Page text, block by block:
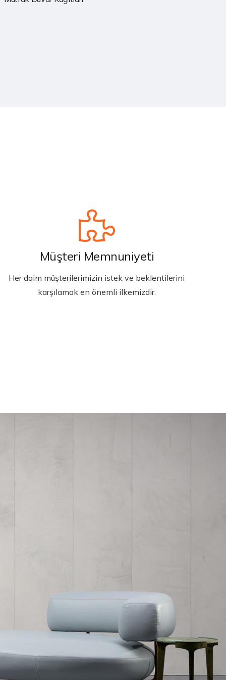
Müşteri Memnuniyeti
Her daim müşterilerimizin istek ve beklentilerini
karşılamak en önemli ilkemizdir.